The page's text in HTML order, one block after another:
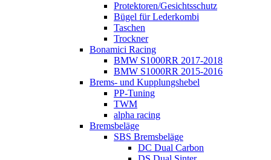
Protektoren/Gesichtsschutz
Bügel für Lederkombi
Taschen
Trockner
Bonamici Racing
BMW S1000RR 2017-2018
BMW S1000RR 2015-2016
Brems- und Kupplungshebel
PP-Tuning
TWM
alpha racing
Bremsbeläge
SBS Bremsbeläge
DC Dual Carbon